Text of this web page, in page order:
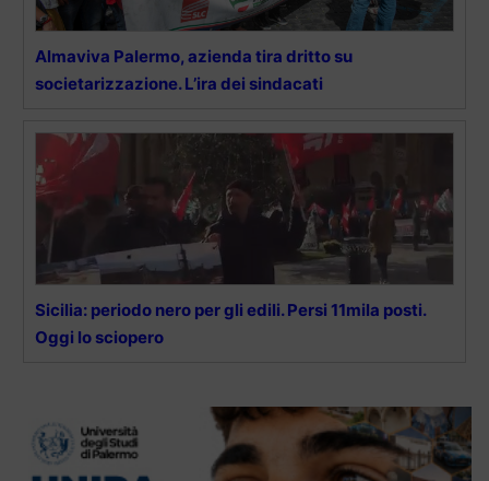
Almaviva Palermo, azienda tira dritto su
societarizzazione. L’ira dei sindacati
Sicilia: periodo nero per gli edili. Persi 11mila posti.
Oggi lo sciopero